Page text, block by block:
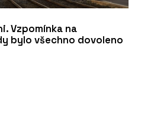
Vzpomínka na
bylo všechno dovoleno